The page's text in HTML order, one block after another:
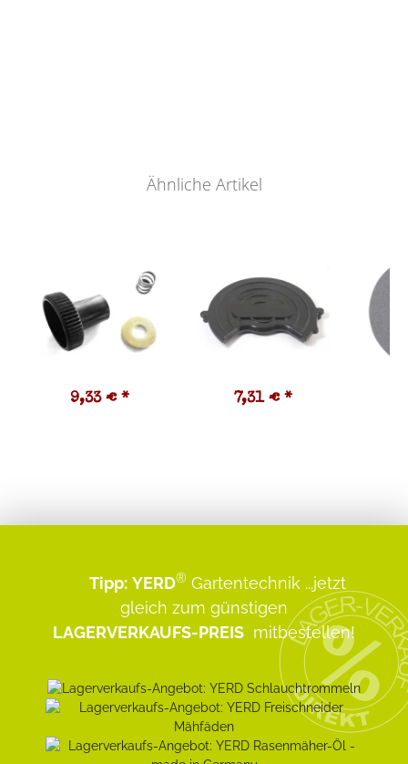
Ähnliche Artikel
9,33 € * 7,31 € *
Tipp: YERD® Gartentechnik ...jetzt
gleich zum günstigen
LAGERVERKAUFS-PREIS mitbestellen!